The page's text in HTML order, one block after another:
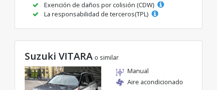
Exención de daños por colisión (CDW)
La responsabilidad de terceros(TPL)
Suzuki VITARA o similar
Manual
Aire acondicionado